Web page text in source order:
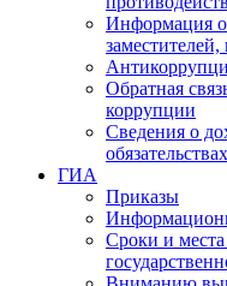
Информация
заместителей,
Обратная
коррупции
Сведения о
ГИА
Приказы
Сроки и места